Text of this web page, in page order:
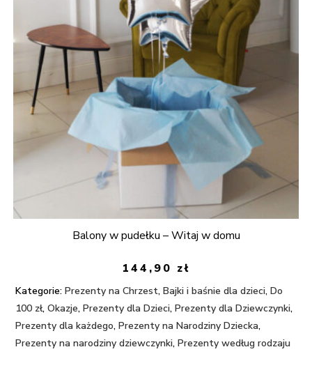
Balony w pudełku – Witaj w domu
144,90 zł
Kategorie: Prezenty na Chrzest,Bajki i baśnie dla dzieci,Do
100 zł,Okazje,Prezenty dla Dzieci,Prezenty dla Dziewczynki,
Prezenty dla każdego,Prezenty na Narodziny Dziecka,
Prezenty na narodziny dziewczynki,Prezenty według rodzaju